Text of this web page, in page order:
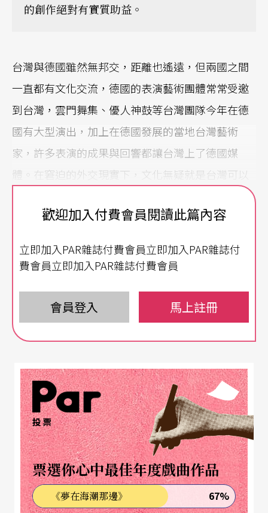
的創作絕對有實質助益。
台灣與德國雖然無邦交，距離也遙遠，但兩國之間
一直都有文化交流，德國的表演藝術團體常常受邀
到台灣，雲門舞集、優人神鼓等台灣團隊今年在德
國有大型演出，加上在德國發展的當地台灣藝術
家，許多表演的成果與回響都讓台灣上了德國媒
體。在窘迫的外交現實下，文化無疑就是台灣可以
盡情伸展肢體的自由境地，台灣官方相關文化政策
的落實與制定，絕對可以讓文化交流繼續延展。
龍應台會晤柏林表演藝術界人士
是柏林當地的表演藝術政策。她拜訪柏林歌劇院基
金會，聽取簡報，了解柏林三座公立歌劇院的官方
國藝文人士，包括柏林歌劇基金會總監、舞在八月
策展人、德勒斯登藝術中心總監、國際戲劇協會副
主席都出席，在柏林工作的劇場導演張乃文，舞者
孫尚綺、陳韻如，藝術策展人李怡衛也受邀參加。
根據孫尚綺與張乃文表示，龍應台在餐會上與德國
藝文人士有許多對談。
歡迎加入付費會員閱讀此篇內容
立即加入PAR雜誌付費會員立即加入PAR雜誌付
費會員立即加入PAR雜誌付費會員
會員登入 馬上註冊
投票
票選你心中最佳年度戲曲作品
《夢在海潮那邊》 67%